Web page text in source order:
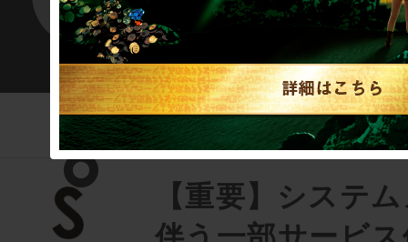
この筆者のそのほ
【重要】システ